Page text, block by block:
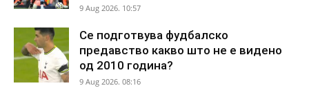
9 Aug 2026. 10:57
Се подготвува фудбалско
предавство какво што не е видено
од 2010 година?
9 Aug 2026. 08:16